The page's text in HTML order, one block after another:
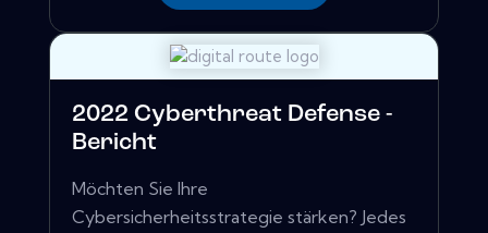
2022 Cyberthreat Defense -
Bericht
Möchten Sie Ihre
Cybersicherheitsstrategie stärken? Jedes